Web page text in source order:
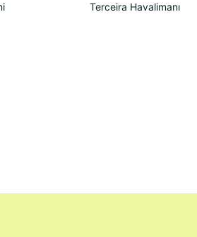
Terceira Havalimanı